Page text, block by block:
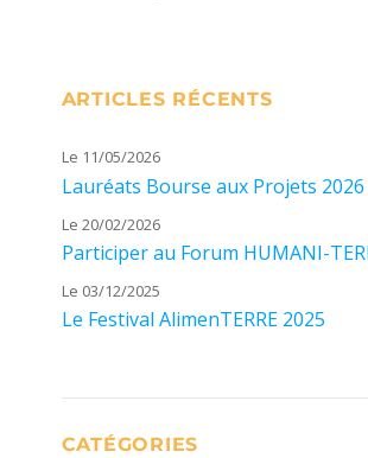
ARTICLES RÉCENTS
Le 11/05/2026
Lauréats Bourse aux Projets 2026
Le 20/02/2026
Participer au Forum HUMANI-
Le 03/12/2025
Le Festival AlimenTERRE 2025
CATÉGORIES